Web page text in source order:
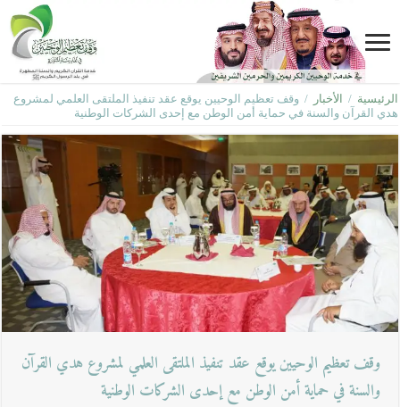
الرئيسية / الأخبار / وقف تعظيم الوحيين يوقع عقد تنفيذ الملتقى العلمي لمشروع
هدي القرآن والسنة في حماية أمن الوطن مع إحدى الشركات الوطنية
وقف تعظيم الوحيين يوقع عقد تنفيذ الملتقى العلمي لمشروع هدي القرآن
والسنة في حماية أمن الوطن مع إحدى الشركات الوطنية